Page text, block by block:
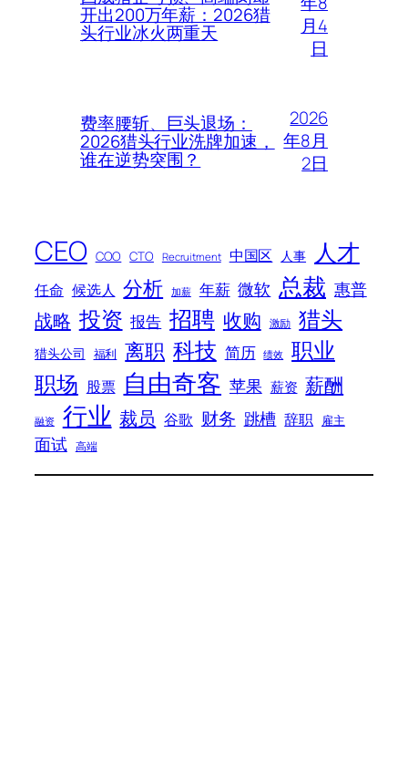
开出200万年薪：2026猎
头行业冰火两重天
月4
日
费率腰斩、巨头退场：
2026猎头行业洗牌加速，
谁在逆势突围？
2026
年8月
2日
CEO COO CTO Recruitment 中国区 人事 人才
任命 候选人 分析 加薪 年薪 微软 总裁 惠普
战略 投资 报告 招聘 收购 激励 猎头
猎头公司 福利 离职 科技 简历 绩效 职业
职场 股票 自由奇客 苹果 薪资 薪酬
融资 行业 裁员 谷歌 财务 跳槽 辞职 雇主
面试 高端